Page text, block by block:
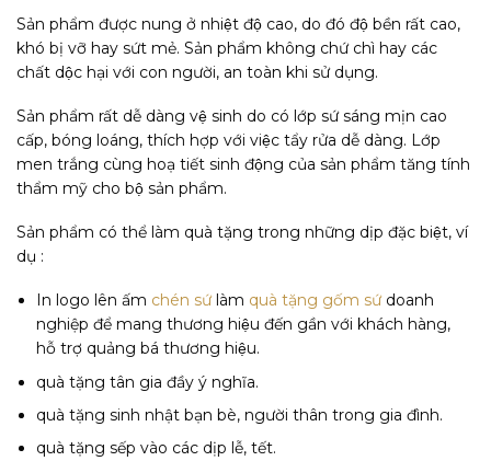
Sản phẩm được nung ở nhiệt độ cao, do đó độ bền rất cao,
khó bị vỡ hay sứt mẻ. Sản phẩm không chứ chì hay các
chất dộc hại với con người, an toàn khi sử dụng.
Sản phẩm rất dễ dàng vệ sinh do có lớp sứ sáng mịn cao
cấp, bóng loáng, thích hợp với việc tẩy rửa dễ dàng. Lớp
men trắng cùng hoạ tiết sinh động của sản phẩm tăng tính
thẩm mỹ cho bộ sản phẩm.
Sản phẩm có thể làm quà tặng trong những dịp đặc biệt, ví
dụ :
In logo lên ấm chén sứlàm quà tặng gốm sứdoanh
nghiệp để mang thương hiệu đến gần với khách hàng,
hỗ trợ quảng bá thương hiệu.
quà tặng tân gia đầy ý nghĩa.
quà tặng sinh nhật bạn bè, người thân trong gia đình.
quà tặng sếp vào các dịp lễ, tết.